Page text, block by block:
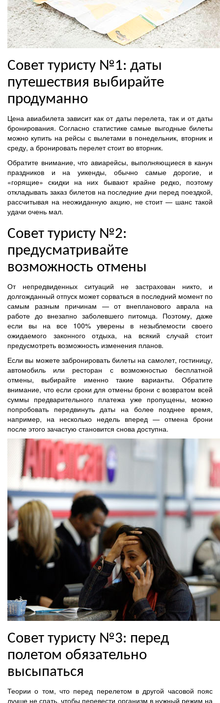
Совет туристу №1: даты
путешествия выбирайте
продуманно
Цена авиабилета зависит как от даты перелета, так и от даты
бронирования. Согласно статистике самые выгодные билеты
можно купить на рейсы с вылетами в понедельник, вторник и
среду, а бронировать перелет стоит во вторник.
Обратите внимание, что авиарейсы, выполняющиеся в канун
праздников и на уикенды, обычно самые дорогие, и
«горящие» скидки на них бывают крайне редко, поэтому
откладывать заказ билетов на последние дни перед поездкой,
рассчитывая на неожиданную акцию, не стоит — шанс такой
удачи очень мал.
Совет туристу №2:
предусматривайте
возможность отмены
От непредвиденных ситуаций не застрахован никто, и
долгожданный отпуск может сорваться в последний момент по
самым разным причинам — от внепланового аврала на
работе до внезапно заболевшего питомца. Поэтому, даже
если вы на все 100% уверены в незыблемости своего
ожидаемого законного отдыха, на всякий случай стоит
предусмотреть возможность изменения планов.
Если вы можете забронировать билеты на самолет, гостиницу,
автомобиль или ресторан с возможностью бесплатной
отмены, выбирайте именно такие варианты. Обратите
внимание, что если сроки для отмены брони с возвратом всей
суммы предварительного платежа уже пропущены, можно
попробовать передвинуть даты на более позднее время,
например, на несколько недель вперед — отмена брони
после этого зачастую становится снова доступна.
Совет туристу №3: перед
полетом обязательно
высыпаться
Теории о том, что перед перелетом в другой часовой пояс
лучше не спать, чтобы перевести организм в нужный режим на